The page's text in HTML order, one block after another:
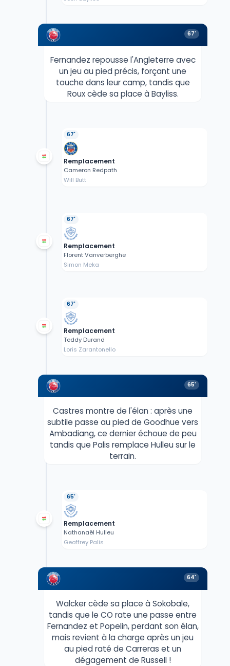
67'
Fernandez repousse l'Angleterre avec
un jeu au pied précis, forçant une
touche dans leur camp, tandis que
Roux cède sa place à Bayliss.
67'
Remplacement
Cameron Redpath
Will Butt
67'
Remplacement
Florent Vanverberghe
Simon Meka
67'
Remplacement
Teddy Durand
Loris Zarantonello
65'
Castres montre de l'élan : après une
subtile passe au pied de Goodhue vers
Ambadiang, ce dernier échoue de peu
tandis que Palis remplace Hulleu sur le
terrain.
65'
Remplacement
Nathanaël Hulleu
Geoffrey Palis
64'
Walcker cède sa place à Sokobale,
tandis que le CO rate une passe entre
Fernandez et Popelin, perdant son élan,
mais revient à la charge après un jeu
au pied raté de Carreras et un
dégagement de Russell !